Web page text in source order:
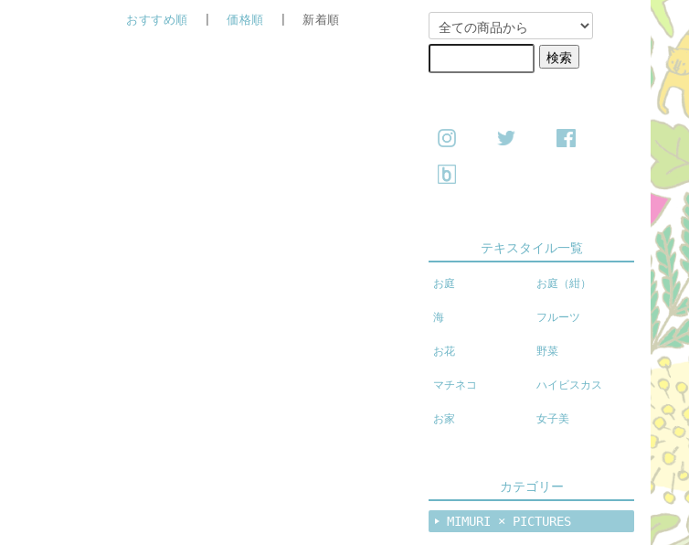
おすすめ順 |価格順 | 新着順
テキスタイル一覧
お庭 お庭（紺）
海 フルーツ
お花 野菜
マチネコ ハイビスカス
お家 女子美
カテゴリー
MIMURI × PICTURES